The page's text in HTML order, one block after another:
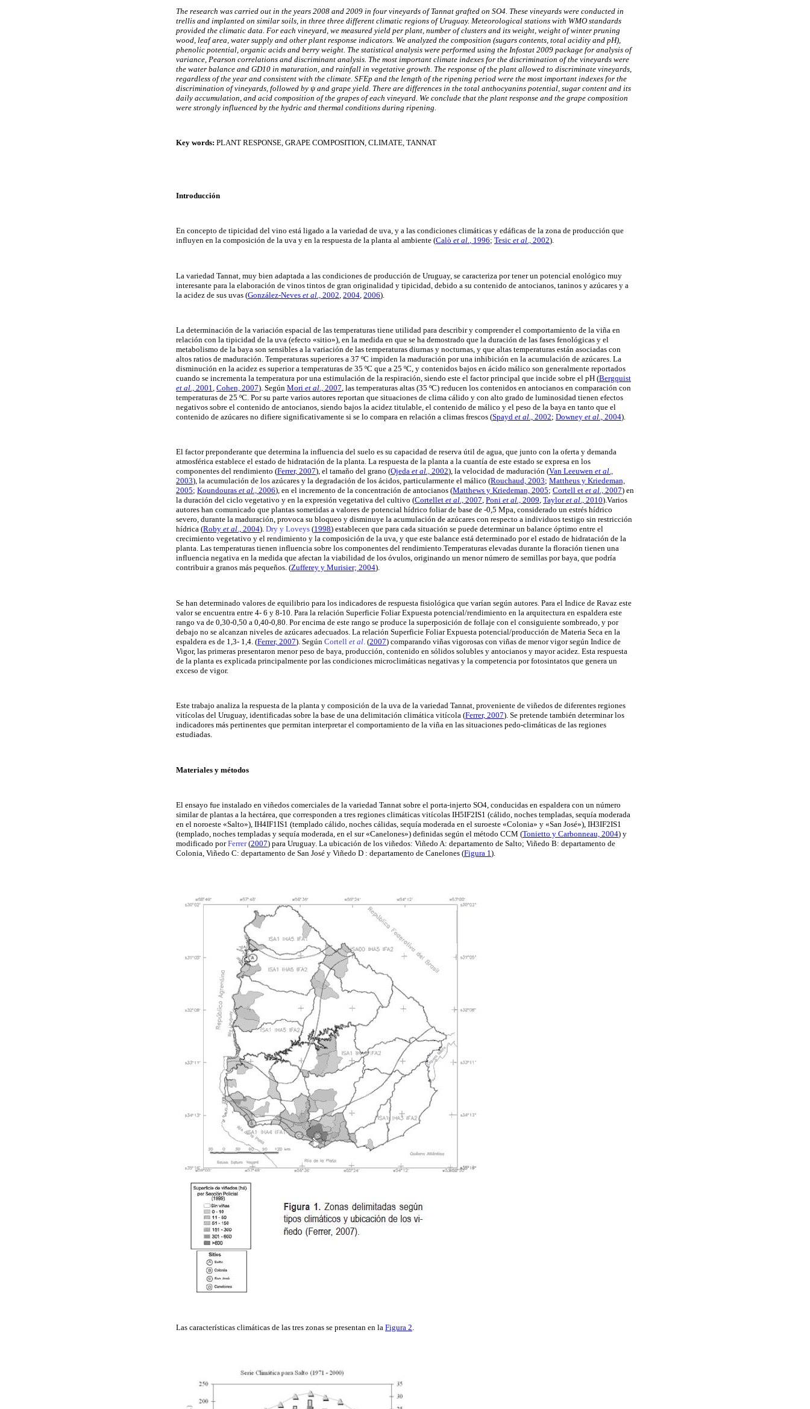
The research was carried out in the years 2008 and 2009 in four vineyards of Tannat grafted on SO4. These vineyards were conducted in
trellis and implanted on similar soils, in three three different climatic regions of Uruguay. Meteorological stations with WMO standards
provided the climatic data. For each vineyard, we measured yield per plant, number of clusters and its weight, weight of winter pruning
wood, leaf area, water supply and other plant response indicators. We analyzed the composition (sugars contents, total acidity and pH),
phenolic potential, organic acids and berry weight. The statistical analysis were performed using the Infostat 2009 package for analysis of
variance, Pearson correlations and discriminant analysis. The most important climate indexes for the discrimination of the vineyards were
the water balance and GD10 in maturation, and rainfall in vegetative growth. The response of the plant allowed to discriminate vineyards,
regardless of the year and consistent with the climate. SFEp and the length of the ripening period were the most important indexes for the
discrimination of vineyards, followed by ψ and grape yield. There are differences in the total anthocyanins potential, sugar content and its
daily accumulation, and acid composition of the grapes of each vineyard. We conclude that the plant response and the grape composition
were strongly influenced by the hydric and thermal conditions during ripening.
Key words: PLANT RESPONSE, GRAPE COMPOSITION, CLIMATE, TANNAT
Introducción
En concepto de tipicidad del vino está ligado a la variedad de uva, y a las condiciones climáticas y edáficas de la zona de producción que
influyen en la composición de la uva y en la respuesta de la planta al ambiente (Calò et al., 1996; Tesic et al., 2002).
La variedad Tannat, muy bien adaptada a las condiciones de producción de Uruguay, se caracteriza por tener un potencial enológico muy
interesante para la elaboración de vinos tintos de gran originalidad y tipicidad, debido a su contenido de antocianos, taninos y azúcares y a
la acidez de sus uvas (González-Neves et al ., 2002 2004 2006).
La determinación de la variación espacial de las temperaturas tiene utilidad para describir y comprender el comportamiento de la viña en
relación con la tipicidad de la uva (efecto «sitio»), en la medida en que se ha demostrado que la duración de las fases fenológicas y el
metabolismo de la baya son sensibles a la variación de las temperaturas diurnas y nocturnas, y que altas temperaturas están asociadas con
altos ratios de maduración. Temperaturas superiores a 37 ºC impiden la maduración por una inhibición en la acumulación de azúcares. La
disminución en la acidez es superior a temperaturas de 35 ºC que a 25 ºC, y contenidos bajos en ácido málico son generalmente reportados
cuando se incrementa la temperatura por una estimulación de la respiración, siendo este el factor principal que incide sobre el pH (Bergquist
et al., 2001, Cohen, 2007). Según Mori et al., 2007, las temperaturas altas (35 ºC) reducen los contenidos en antocianos en comparación con
temperaturas de 25 ºC. Por su parte varios autores reportan que situaciones de clima cálido y con alto grado de luminosidad tienen efectos
negativos sobre el contenido de antocianos, siendo bajos la acidez titulable, el contenido de málico y el peso de la baya en tanto que el
contenido de azúcares no difiere significativamente si se lo compara en relación a climas frescos (Spayd et al., 2002; Downey et al., 2004).
El factor preponderante que determina la influencia del suelo es su capacidad de reserva útil de agua, que junto con la oferta y demanda
atmosférica establece el estado de hidratación de la planta. La respuesta de la planta a la cuantía de este estado se expresa en los
componentes del rendimiento (Ferrer, 2007), el tamaño del grano (Ojeda et al., 2002), la velocidad de maduración (Van Leeuwen et al.,
2003), la acumulación de los azúcares y la degradación de los ácidos, particularmente el málico (Rouchaud, 2003; Mattheus y Kriedeman,
2005; Koundouras et al., 2006), en el incremento de la concentración de antocianos (Matthews y Kriedeman, 2005; Cortell et et al., 2007) en
la duración del ciclo vegetativo y en la expresión vegetativa del cultivo (Cortellet et al., 2007, Poni et al., 2009, Tayloret al., 2010).Varios
autores han comunicado que plantas sometidas a valores de potencial hídrico foliar de base de -0,5 Mpa, considerado un estrés hídrico
severo, durante la maduración, provoca su bloqueo y disminuye la acumulación de azúcares con respecto a individuos testigo sin restricción
hídrica (Roby et al., 2004). Dry y Loveys (1998) establecen que para cada situación se puede determinar un balance óptimo entre el
crecimiento vegetativo y el rendimiento y la composición de la uva, y que este balance está determinado por el estado de hidratación de la
planta. Las temperaturas tienen influencia sobre los componentes del rendimiento.Temperaturas elevadas durante la floración tienen una
influencia negativa en la medida que afectan la viabilidad de los óvulos, originando un menor número de semillas por baya, que podría
contribuir a granos más pequeños. (Zufferey y Murisier; 2004).
Se han determinado valores de equilibrio para los indicadores de respuesta fisiológica que varían según autores. Para el Indice de Ravaz este
valor se encuentra entre 4- 6 y 8-10. Para la relación Superficie Foliar Expuesta potencial/rendimiento en la arquitectura en espaldera este
rango va de 0,30-0,50 a 0,40-0,80. Por encima de este rango se produce la superposición de follaje con el consiguiente sombreado, y por
debajo no se alcanzan niveles de azúcares adecuados. La relación Superficie Foliar Expuesta potencial/producción de Materia Seca en la
espaldera es de 1,3- 1,4. (Ferrer, 2007). Según Cortell et al (2007) comparando viñas vigorosas con viñas de menor vigor según Indice de
Vigor, las primeras presentaron menor peso de baya, producción, contenido en sólidos solubles y antocianos y mayor acidez. Esta respuesta
de la planta es explicada principalmente por las condiciones microclimáticas negativas y la competencia por fotosintatos que genera un
exceso de vigor.
Este trabajo analiza la respuesta de la planta y composición de la uva de la variedad Tannat, proveniente de viñedos de diferentes regiones
vitícolas del Uruguay, identificadas sobre la base de una delimitación climática vitícola (Ferrer, 2007). Se pretende también determinar los
indicadores más pertinentes que permitan interpretar el comportamiento de la viña en las situaciones pedo-climáticas de las regiones
estudiadas.
Materiales y métodos
El ensayo fue instalado en viñedos comerciales de la variedad Tannat sobre el porta-injerto SO4, conducidas en espaldera con un número
similar de plantas a la hectárea, que corresponden a tres regiones climáticas vitícolas IH5IF2IS1 (cálido, noches templadas, sequía moderada
en el noroeste «Salto»), IH4IF1IS1 (templado cálido, noches cálidas, sequía moderada en el suroeste «Colonia» y «San José»), IH3IF2IS1
(templado, noches templadas y sequía moderada, en el sur «Canelones») definidas según el método CCM (Tonietto y Carbonneau, 2004) y
modificado porFerrer(2007) para Uruguay. La ubicación de los viñedos: Viñedo A: departamento de Salto; Viñedo B: departamento de
Colonia, Viñedo C: departamento de San José y Viñedo D : departamento de Canelones (Figura 1 ).
Las características climáticas de las tres zonas se presentan en la Figura 2.